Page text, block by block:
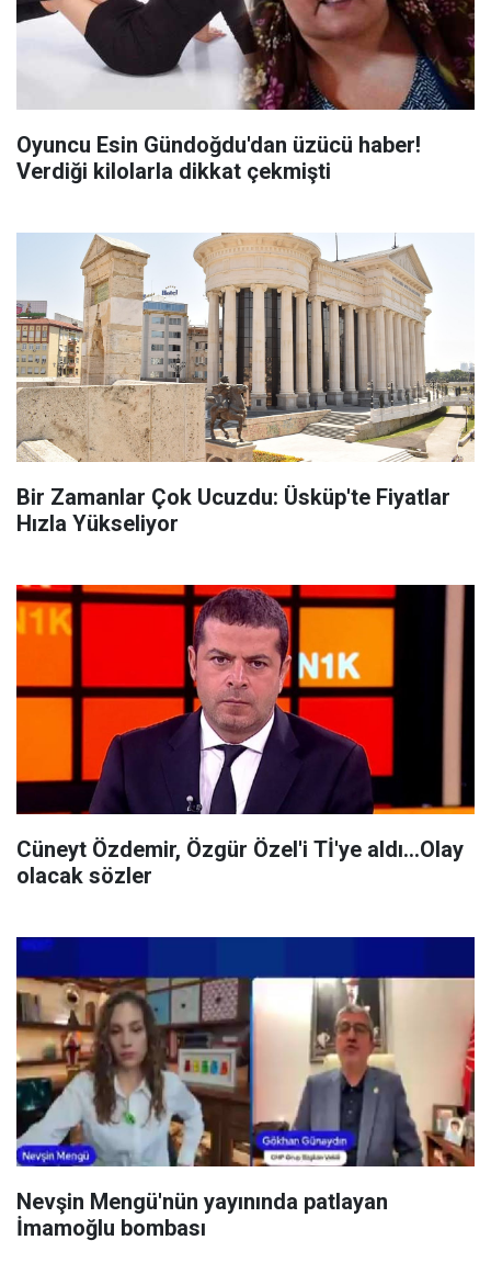
Oyuncu Esin Gündoğdu'dan üzücü haber!
Verdiği kilolarla dikkat çekmişti
Bir Zamanlar Çok Ucuzdu: Üsküp'te Fiyatlar
Hızla Yükseliyor
Cüneyt Özdemir, Özgür Özel'i Tİ'ye aldı...Olay
olacak sözler
Nevşin Mengü'nün yayınında patlayan
İmamoğlu bombası